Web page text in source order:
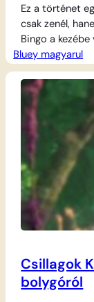
Ez a történet
csak zenél,
Bingo a
hirtelen
Egyetlen ütés
mintha szobor
ki a
Bluey magyarul
Csillagok
bolygóról